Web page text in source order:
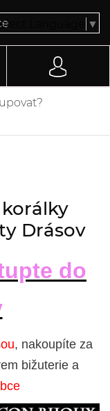
Language ▼
Drásov
do
, nakoupíte za
bižuterie a